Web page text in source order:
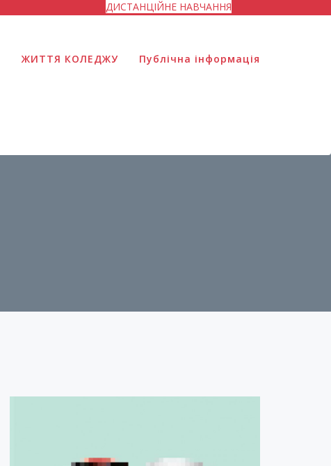
ДИСТАНЦІЙНЕ НАВЧАННЯ
ЖИТТЯ КОЛЕДЖУ Публічна інформація